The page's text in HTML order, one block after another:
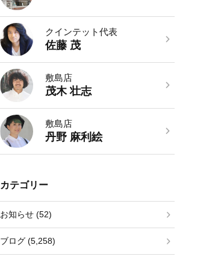
クインテット代表
佐藤 茂
敷島店
茂木 壮志
敷島店
丹野 麻利絵
カテゴリー
お知らせ (52)
ブログ (5,258)